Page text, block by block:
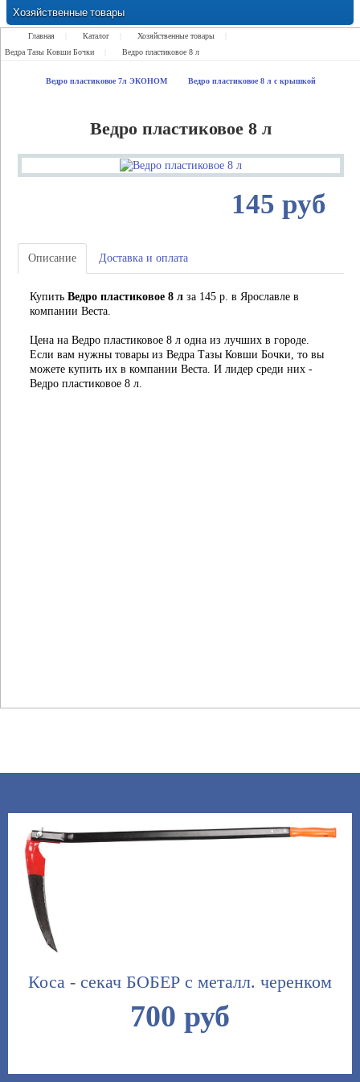
Хозяйственные товары
Замки Ручки Петли Засовы Проушины
Главная Каталог Хозяйственные товары
Ведра Тазы Ковши Бочки
Ведро пластиковое 8 л
Ведро пластиковое 7л ЭКОНОМ Ведро пластиковое 8 л с крышкой
Ведро пластиковое 8 л
145 руб
Описание Доставка и оплата
Купить Ведро пластиковое 8 л за 145 р. в Ярославле в
компании Веста.
Цена на Ведро пластиковое 8 л одна из лучших в городе.
Если вам нужны товары из Ведра Тазы Ковши Бочки, то вы
можете купить их в компании Веста. И лидер среди них -
Ведро пластиковое 8 л.
Коса - секач БОБЕР с металл. черенком
700 руб